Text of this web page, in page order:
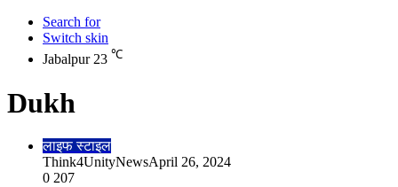
Search for
Switch skin
Jabalpur 23 ℃
Dukh
लाइफ स्टाइल
Think4UnityNewsApril 26, 2024
0 207